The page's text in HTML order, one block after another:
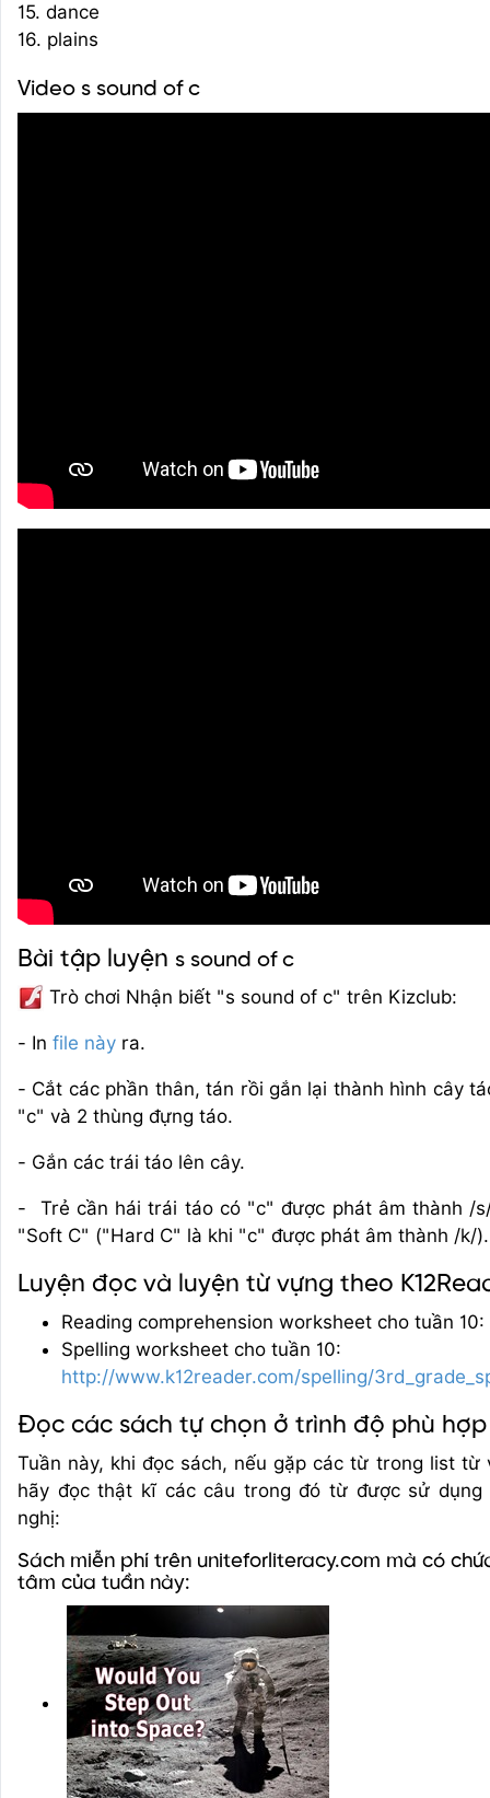
15. dance
16. plains
Video s sound of c
Bài tập luyện s sound of c
Trò chơi Nhận biết "s sound of c" trên Kizclub:
- In file này ra.
- Cắt các phần thân, tán rồi gắn lại thành hình cây
"c" và 2 thùng đựng táo.
- Gắn các trái táo lên cây.
- Trẻ cần hái trái táo có "c" được phát âm thành /
"Soft C" ("Hard C" là khi "c" được phát âm thành /k/).
Luyện đọc và luyện từ vựng theo
Reading comprehension worksheet cho tuần 10:
Spelling worksheet cho tuần 10:
http://www.k12reader.com/spelling/
Đọc các sách tự chọn ở trình độ phù hợp
Tuần này, khi đọc sách, nếu gặp các từ trong list từ
hãy đọc thật kĩ các câu trong đó từ được sử dụng
nghị:
Sách miễn phí trên uniteforliteracy.com mà có
tâm của tuần này: